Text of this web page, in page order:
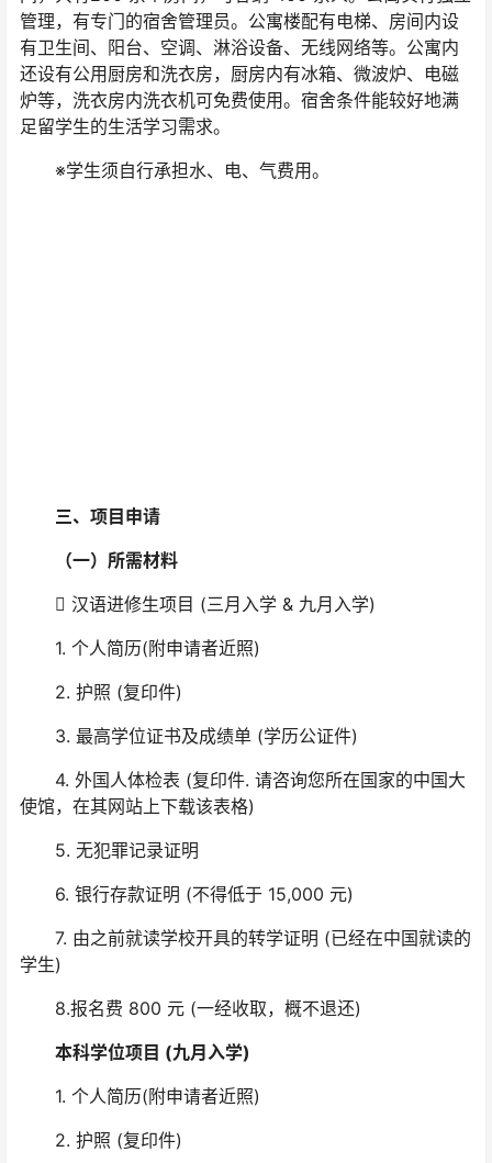
管理，有专门的宿舍管理员。公寓楼配有电梯、房间内设
有卫生间、阳台、空调、淋浴设备、无线网络等。公寓内
还设有公用厨房和洗衣房，厨房内有冰箱、微波炉、电磁
炉等，洗衣房内洗衣机可免费使用。宿舍条件能较好地满
足留学生的生活学习需求。
※学生须自行承担水、电、气费用。
三、项目申请
（一）所需材料
 汉语进修生项目 (三月入学 & 九月入学)
1. 个人简历(附申请者近照)
2. 护照 (复印件)
3. 最高学位证书及成绩单 (学历公证件)
4. 外国人体检表 (复印件. 请咨询您所在国家的中国大
使馆，在其网站上下载该表格)
5. 无犯罪记录证明
6. 银行存款证明 (不得低于 15,000 元)
7. 由之前就读学校开具的转学证明 (已经在中国就读的
学生)
8.报名费 800 元 (一经收取，概不退还)
本科学位项目 (九月入学)
1. 个人简历(附申请者近照)
2. 护照 (复印件)